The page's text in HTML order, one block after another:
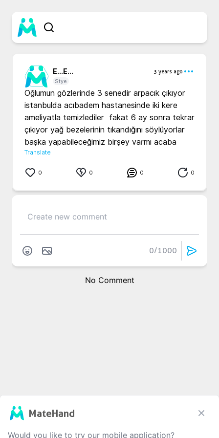
E...E...
3 years ago
Stye
Oğlumun gözlerinde 3 senedir arpacık çıkıyor
istanbulda acıbadem hastanesinde iki kere
ameliyatla temizlediler  fakat 6 ay sonra tekrar
çıkıyor yağ bezelerinin tıkandığını söylüyorlar
başka yapabileceğimiz birşey varmı acaba
Translate
0 0 0 0
0/1000
No Comment
MateHand
Would you like to try our mobile application?